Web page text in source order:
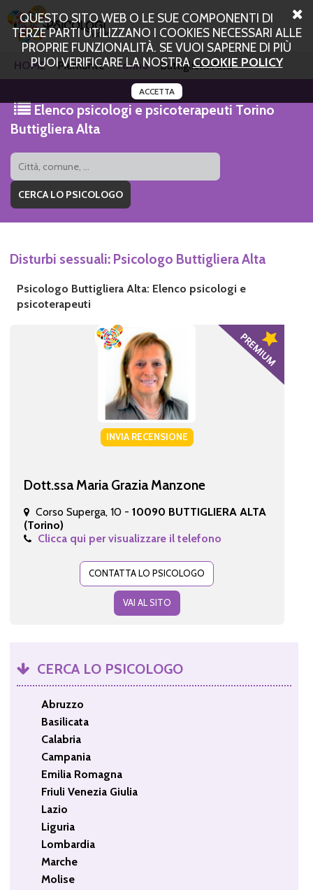
QUESTO SITO WEB O LE SUE COMPONENTI DI
TERZE PARTI UTILIZZANO I COOKIES NECESSARI ALLE
PROPRIE FUNZIONALITÀ. SE VUOI SAPERNE DI PIÙ
PUOI VERIFICARE LA NOSTRACOOKIE POLICY
ACCETTA
HOME Piemonte Torino Buttigliera Alta
Elenco psicologi e psicoterapeuti Torino
Buttigliera Alta
Disturbi sessuali: Psicologo Buttigliera Alta
Psicologo Buttigliera Alta: Elenco psicologi e
psicoterapeuti
INVIA RECENSIONE
Dott.ssa Maria Grazia Manzone
Corso Superga, 10 - 10090 BUTTIGLIERA ALTA
(Torino)
Clicca qui per visualizzare il telefono
CONTATTA LO PSICOLOGO
VAI AL SITO
CERCA LO PSICOLOGO
Abruzzo
Basilicata
Calabria
Campania
Emilia Romagna
Friuli Venezia Giulia
Lazio
Liguria
Lombardia
Marche
Molise